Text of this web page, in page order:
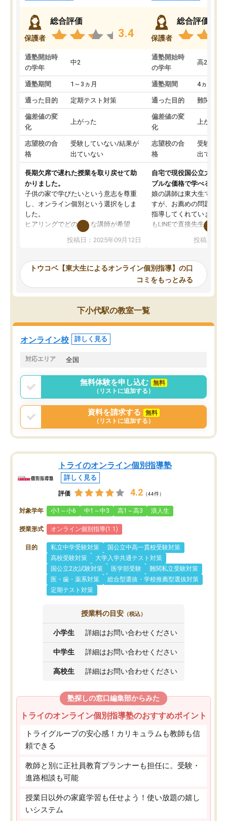
保護者
総合評価
3.4
通塾開始時
の学年
中2
通塾期間 1～3ヵ月
通った目的 定期テスト対策
偏差値の変
化
上がった
志望校の合
格
受験していない/結果が
出ていない
長期欠席で遅れた授業を取り戻せて助
かりました。
子供の家で学びたいという意志を尊重
し、オンライン個別という選択をしま
した。
ヒアリングでどのような講師が希望
か、オプションは付帯するかなど選ぶ
事が出来ました。
ーティングを行い、その講師で良いか
見てから講師を決定する事ができま
す。
うちの子は、初回面談の講師の方で決
オンラインツールを使用した単語帳の
共有があり宿題もそちらで出される形
でした。
言う事で講師変更の申し出があり、あ
まりに短期での変更だった為、塾に通
う事にして退会しました。遅れも取り
戻せ、授業内容や講師の方は良かった
と思います。
投稿日：2025年09月12日
保護者
総合評価
通塾開始時
の学年
高2
通塾期間 4ヵ月～1
通った目的 難関私立
偏差値の変
化
上がった
志望校の合
格
受験して
出ていな
自宅で現役国公立大学生
ブルな価格で学べる
娘の講師は東大生では無
すが、お薦めの問題集や
指導してくれています。
もLINEで直接先生に質問
めれるので、個人に合
いなのがあり(有料)、受
ことをどんなスケジュー
くか相談したのですが、
ち期待したものではなく
くなってきたようなので
投稿日：
トウコベ【東大生によるオンライン個別指導】の口
コミをもっとみる
下小代駅の教室一覧
オンライン校 詳しく見る
対応エリア 全国
無料体験を申し込む
無料
（リストに追加する）
資料を請求する
無料
（リストに追加する）
トライのオンライン個別指導塾
詳しく見る
評価 4.2 （44件）
対象学年 小1～小6 中1～中3 高1～高3 浪人生
授業形式 オンライン個別指導(1:1)
目的 私立中学受験対策
国公立中高一貫校受験対策
高校受験対策
大学入学共通テスト対策
国公立2次試験対策
医学部受験
難関私立受験対策
医・歯・薬系対策
総合型選抜・学校推薦型選抜対策
定期テスト対策
授業料の目安 （税込）
小学生 詳細はお問い合わせください
中学生 詳細はお問い合わせください
高校生 詳細はお問い合わせください
塾探しの窓口編集部からみた
トライのオンライン個別指導塾のおすすめポイント
トライグループの安心感！カリキュラムも教師も信
頼できる
教師と別に正社員教育プランナーも担任に。受験・
進路相談も可能
授業日以外の家庭学習も任せよう！使い放題の嬉し
いシステム